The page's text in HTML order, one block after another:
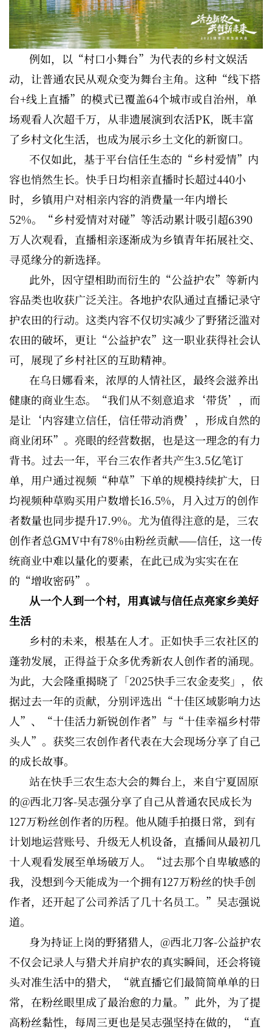
例如，以“村口小舞台”为代表的乡村文娱活
动，让普通农民从观众变为舞台主角。这种“线下搭
台+线上直播”的模式已覆盖64个城市或自治州，单
场观看人次超千万，从非遗展演到农活PK，既丰富
了乡村文化生活，也成为展示乡土文化的新窗口。
不仅如此，基于平台信任生态的“乡村爱情”内
容也悄然生长。快手日均相亲直播时长超过440小
时，乡镇用户对相亲内容的消费量一年内增长
52%。“乡村爱情对对碰”等活动累计吸引超6390
万人次观看，直播相亲逐渐成为乡镇青年拓展社交、
寻觅缘分的新选择。
此外，因守望相助而衍生的“公益护农”等新内
容品类也收获广泛关注。各地护农队通过直播记录守
护农田的行动。这类内容不仅切实减少了野猪泛滥对
农田的破坏，更让“公益护农”这一职业获得社会认
可，展现了乡村社区的互助精神。
在乌日娜看来，浓厚的人情社区，最终会滋养出
健康的商业生态。“我们从不刻意追求‘带货’，而
是让‘内容建立信任，信任带动消费’，形成自然的
商业闭环”。亮眼的经营数据，也是这一理念的有力
背书。过去一年，平台三农作者共产生3.5亿笔订
单，用户通过视频“种草”下单的规模持续扩大，日
均视频种草购买用户数增长16.5%，月入过万的创作
者数量也同步提升17.9%。尤为值得注意的是，三农
创作者总GMV中有78%由粉丝贡献——信任，这一传
统商业中难以量化的要素，在此已成为实实在在
的“增收密码”。
从一个人到一个村，用真诚与信任点亮家乡美好
生活
乡村的未来，根基在人才。正如快手三农社区的
蓬勃发展，正得益于众多优秀新农人创作者的涌现。
为此，大会隆重揭晓了「2025快手三农金麦奖」，依
据过去一年的贡献，分别评选出“十佳区域影响力达
人”、“十佳活力新锐创作者”与“十佳幸福乡村带
头人”。获奖三农创作者代表在大会现场分享了自己
的成长故事。
站在快手三农生态大会的舞台上，来自宁夏固原
的@西北刀客-吴志强分享了自己从普通农民成长为
127万粉丝创作者的历程。他从随手拍摄日常，到有
计划地运营账号、升级无人机设备，直播间从最初几
十人观看发展至单场破万人。“过去那个自卑敏感的
我，没想到今天能成为一个拥有127万粉丝的快手创
作者，还开起了公司养活了几十名员工。”吴志强说
道。
身为持证上岗的野猪猎人，@西北刀客-公益护农
不仅会记录人与猎犬并肩护农的真实瞬间，还会将镜
头对准生活中的猎犬，“就直播它们最简简单单的日
常，在粉丝眼里成了最治愈的力量。”此外，为了提
高粉丝黏性，每周三更也是吴志强坚持在做的，“直